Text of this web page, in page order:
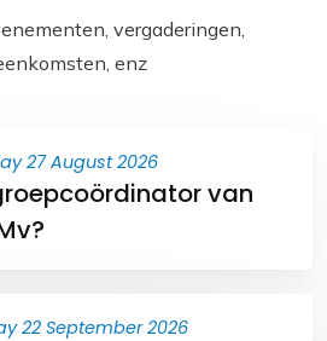
o
p
vergaderingen,
enz
27 August 2026
van
22 September 2026